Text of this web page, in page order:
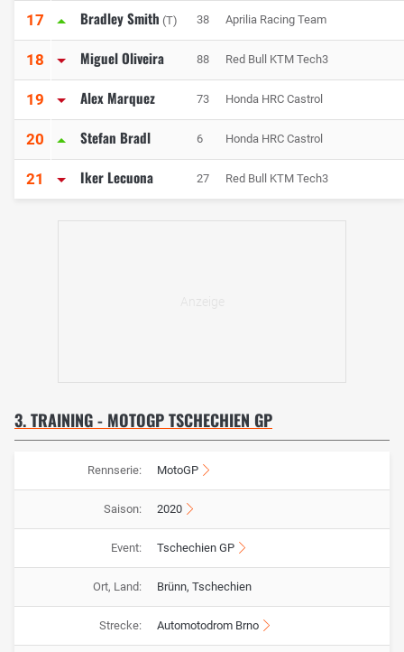
17 Bradley Smith (T) 38 Aprilia Racing Team
18 Miguel Oliveira 88 Red Bull KTM Tech3
19 Alex Marquez 73 Honda HRC Castrol
20 Stefan Bradl 6 Honda HRC Castrol
21 Iker Lecuona 27 Red Bull KTM Tech3
3. TRAINING - MOTOGP TSCHECHIEN GP
Rennserie: MotoGP
Saison: 2020
Event: Tschechien GP
Ort, Land: Brünn, Tschechien
Strecke: Automotodrom Brno